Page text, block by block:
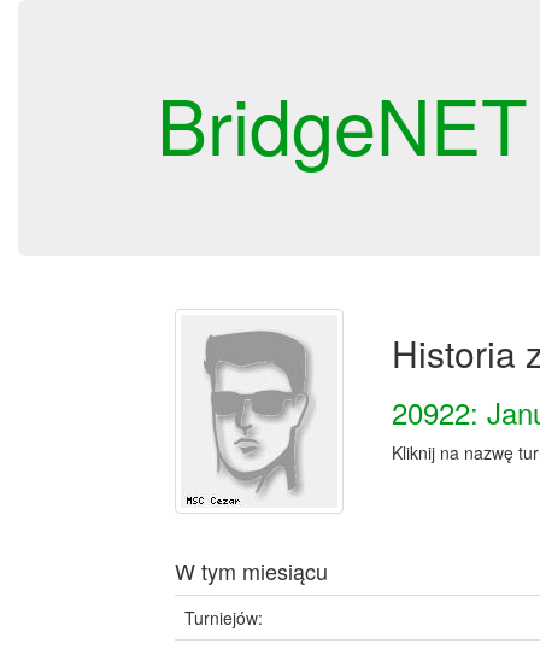
BridgeNET
Historia
20922:
Kliknij na nazwę
W tym miesiącu
Turniejów: